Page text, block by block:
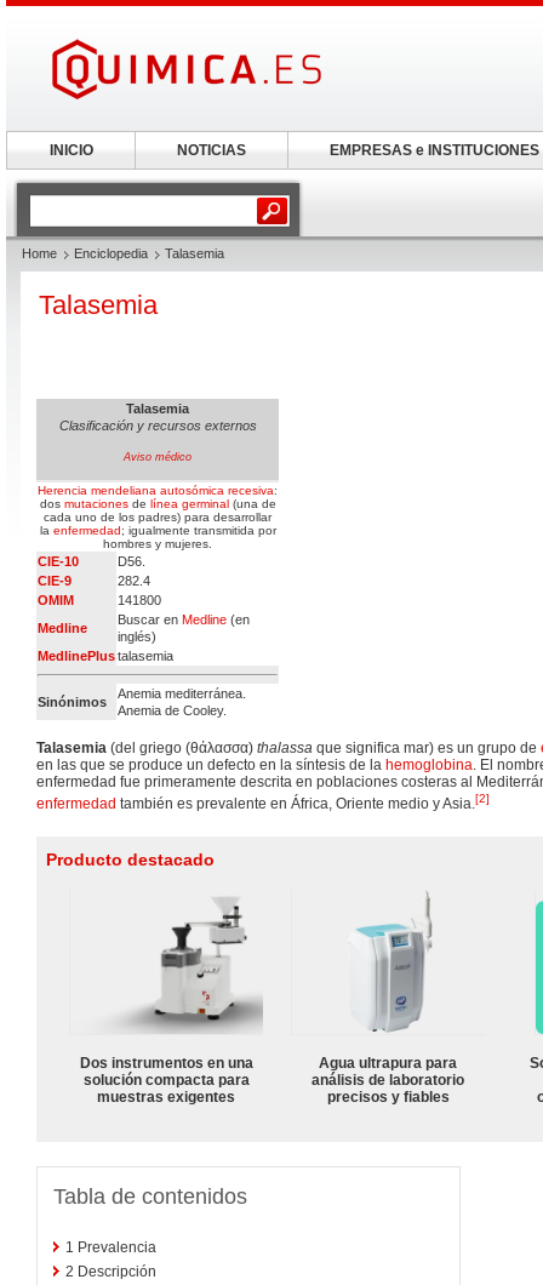
Home Enciclopedia Talasemia
Talasemia
Talasemia
Clasificación y recursos externos
Aviso médico
Herencia mendeliana autosómica recesiva:
dos mutacionesde línea germinal(una de
cada uno de los padres) para desarrollar
la enfermedad; igualmente transmitida por
hombres y mujeres.
CIE-10
D56.
CIE-9
282.4
OMIM
141800
Medline
Buscar en Medline (en
inglés)
MedlinePlustalasemia
Sinónimos
Anemia mediterránea.
Anemia de Cooley.
Talasemia (del griego (θάλασσα) thalassa que significa mar) es un grupo de
en las que se produce un defecto en la síntesis de la hemoglobina. El
enfermedad fue primeramente descrita en poblaciones costeras al
enfermedad también es prevalente en África, Oriente medio y Asia.[2]
Producto destacado
Dos instrumentos en una
solución compacta para
muestras exigentes
Agua ultrapura para
análisis de laboratorio
precisos y fiables
Tabla de contenidos
1 Prevalencia
2 Descripción
INICIO NOTICIAS EMPRESAS e INSTITUCIONES